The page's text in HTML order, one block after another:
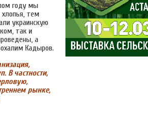
году мы
хлопья, тем
украинскую
так и
а
Кадыров.
В частности,
рынке,